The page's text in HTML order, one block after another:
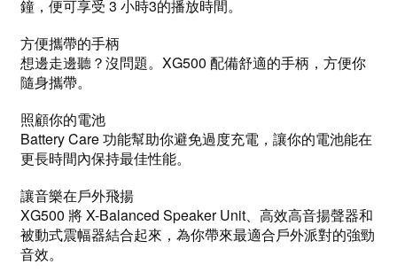
鐘，便可享受 3 小時3的播放時間。
方便攜帶的手柄
想邊走邊聽？沒問題。XG500 配備舒適的手柄，方便你
隨身攜帶。
照顧你的電池
Battery Care 功能幫助你避免過度充電，讓你的電池能在
更長時間內保持最佳性能。
讓音樂在戶外飛揚
XG500 將 X-Balanced Speaker Unit、高效高音揚聲器和
被動式震幅器結合起來，為你帶來最適合戶外派對的強勁
音效。